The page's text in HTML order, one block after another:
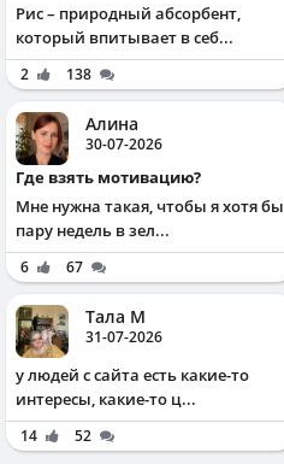
Рис – природный абсорбент,
который впитывает в себ...
2 138
Алина
30-07-2026
Где взять мотивацию?
Мне нужна такая, чтобы я хотя бы
пару недель в зел...
6 67
Тала М
31-07-2026
у людей с сайта есть какие-то
интересы, какие-то ц...
14 52